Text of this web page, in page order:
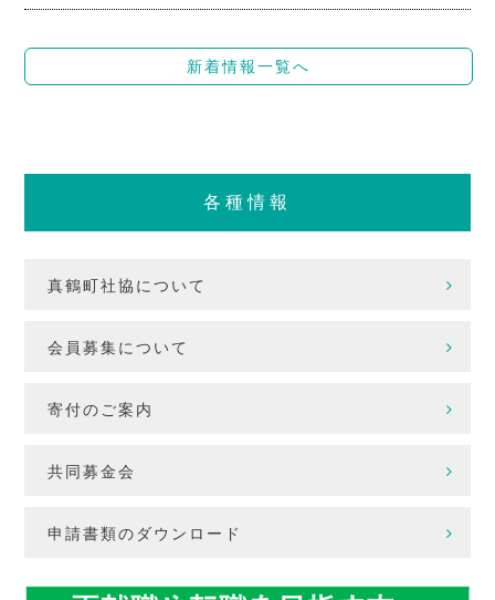
新着情報一覧へ
各種情報
真鶴町社協について
会員募集について
寄付のご案内
共同募金会
申請書類のダウンロード